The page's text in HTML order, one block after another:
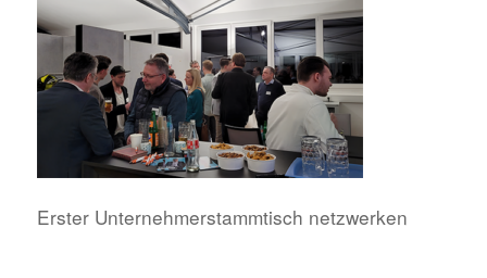
Erster Unternehmerstammtisch netzwerken